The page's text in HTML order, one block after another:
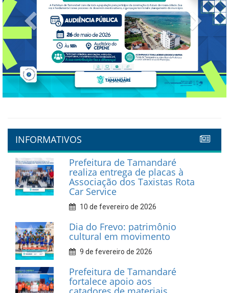
Previous Next
INFORMATIVOS
Prefeitura de Tamandaré
realiza entrega de placas à
Associação dos Taxistas Rota
Car Service
10 de fevereiro de 2026
Dia do Frevo: patrimônio
cultural em movimento
9 de fevereiro de 2026
Prefeitura de Tamandaré
fortalece apoio aos